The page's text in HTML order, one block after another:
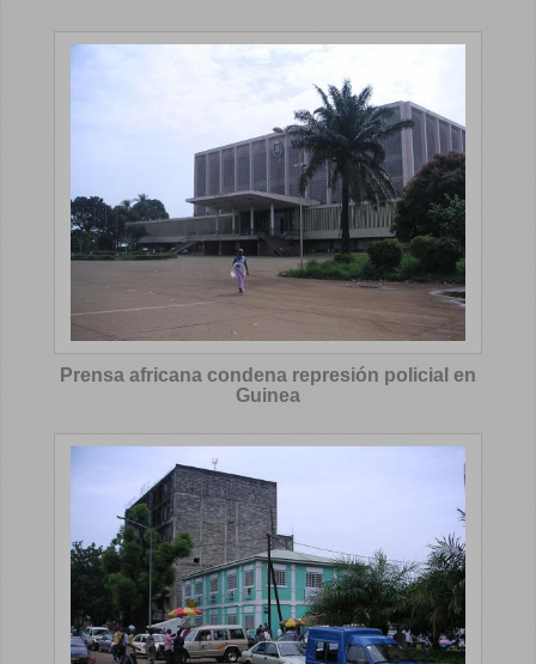
Prensa africana condena represión policial en
Guinea